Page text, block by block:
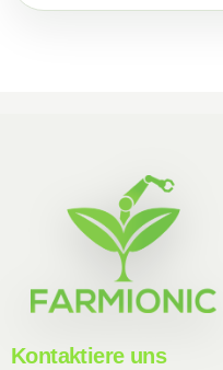
Kontaktiere uns